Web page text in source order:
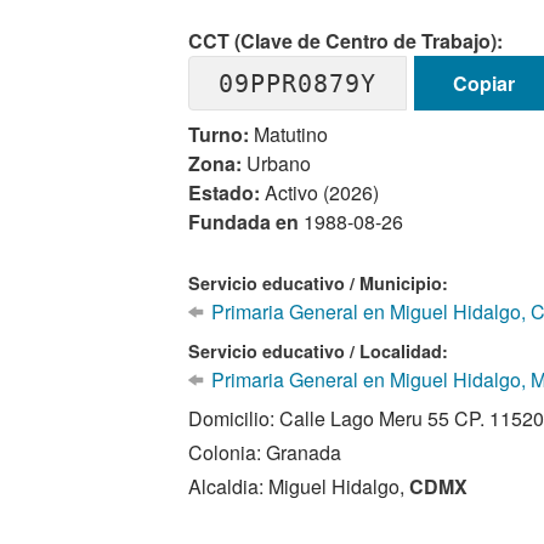
CCT (Clave de Centro de Trabajo):
09PPR0879Y
Copiar
Turno: Matutino
Zona: Urbano
Estado: Activo (2026)
Fundada en 1988-08-26
Servicio educativo / Municipio:
Primaria General en Miguel Hidalgo,
Servicio educativo / Localidad:
Primaria General en Miguel Hidalgo,
Domicilio: Calle Lago Meru 55 CP. 11520
Colonia: Granada
Alcaldia: Miguel Hidalgo,CDMX